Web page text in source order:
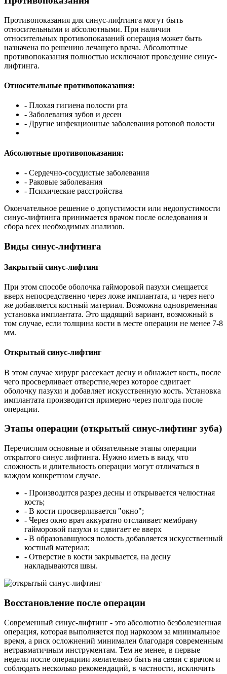
Противопоказания для синус-лифтинга могут быть
относительными и абсолютными. При наличии
относительных противопоказаний операция может быть
назначена по решению лечащего врача. Абсолютные
противопоказания полностью исключают проведение синус-
лифтинга.
Относительные противопоказания:
- Плохая гигиена полости рта
- Заболевания зубов и десен
- Другие инфекционные заболевания ротовой полости
Абсолютные противопоказания:
- Сердечно-сосудистые заболевания
- Раковые заболевания
- Психические расстройства
Окончательное решение о допустимости или недопустимости
синус-лифтинга принимается врачом после оследования и
сбора всех необходимых анализов.
Виды синус-лифтинга
Закрытый синус-лифтинг
При этом способе оболочка гайморовой пазухи смещается
вверх непосредственно через ложе имплантата, и через него
же добавляется костный материал. Возможна одновременная
установка имплантата. Это щадящий вариант, возможный в
том случае, если толщина кости в месте операции не менее 7-8
мм.
Открытый синус-лифтинг
В этом случае хирург рассекает десну и обнажает кость, после
чего просверливает отверстие,через которое сдвигает
оболочку пазухи и добавляет искусственную кость. Установка
имплантата производится примерно через полгода после
операции.
Этапы операции (открытый синус-лифтинг зуба)
Перечислим основные и обязательные этапы операции
открытого синус лифтинга. Нужно иметь в виду, что
сложность и длительность операции могут отличаться в
каждом конкретном случае.
- Производится разрез десны и открывается челюстная
кость;
- В кости просверливается "окно";
- Через окно врач аккуратно отслаивает мембрану
гайморовой пазухи и сдвигает ее вверх
- В образовавшуюся полость добавляется искусственный
костный материал;
- Отверстие в кости закрывается, на десну
накладываются швы.
Восстановление после операции
Современный синус-лифтинг - это абсолютно безболезненная
операция, которая выполняется под наркозом за минимальное
время, а риск осложнений минимален благодаря современным
нетравматичным инструментам. Тем не менее, в первые
недели после операциии желательно быть на связи с врачом и
соблюдать несколько рекомендаций, в частности, исключить